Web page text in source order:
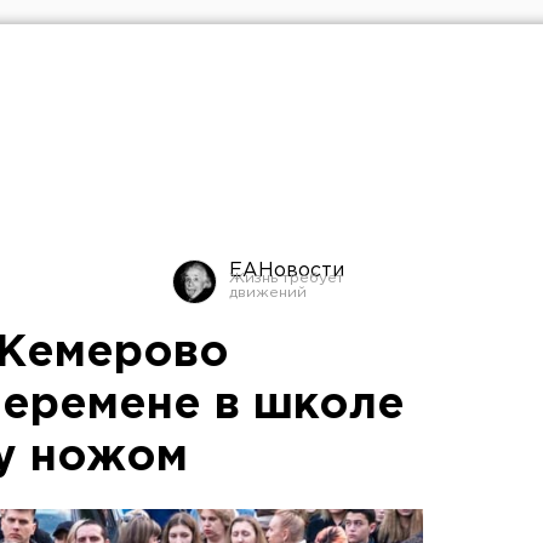
ЕАНовости
в школе
ножом